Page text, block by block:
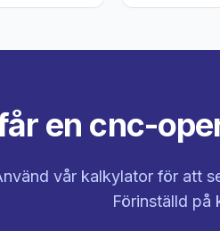
en cnc-
vår kalkylator för att
Förinställd på